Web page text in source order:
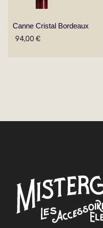
Canne Cristal Bordeaux
94,00 €